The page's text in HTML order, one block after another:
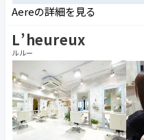
Aereの詳細を見る
L’heureux
ルルー